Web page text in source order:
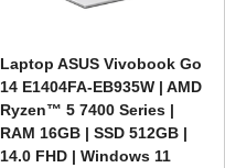
Laptop ASUS Vivobook Go
14 E1404FA-EB935W | AMD
Ryzen™ 5 7400 Series |
RAM 16GB | SSD 512GB |
14.0 FHD | Windows 11